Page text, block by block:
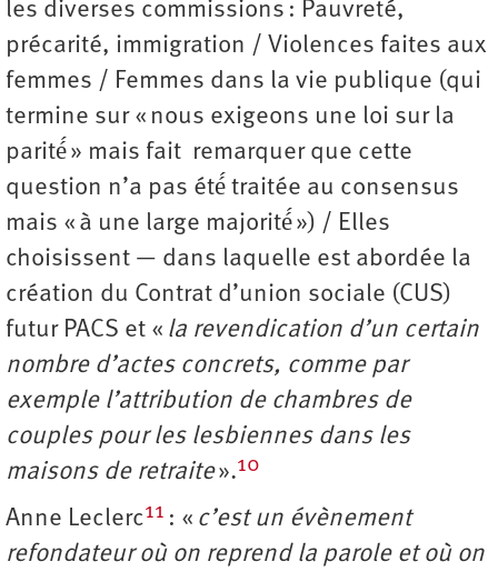
les diverses commissions : Pauvreté,
précarité, immigration / Violences faites aux
femmes / Femmes dans la vie publique (qui
termine sur « nous exigeons une loi sur la
parité́ » mais fait remarquer que cette
question n’a pas été́ traitée au consensus
mais « à une large majorité́ ») / Elles
choisissent — dans laquelle est abordée la
création du Contrat d’union sociale (CUS)
futur PACS et « la revendication d’un certain
nombre d’actes concrets, comme par
exemple l’attribution de chambres de
couples pour les lesbiennes dans les
maisons de retraite».10
Anne Leclerc11 : « c’est un évènement
refondateur où on reprend la parole et où on